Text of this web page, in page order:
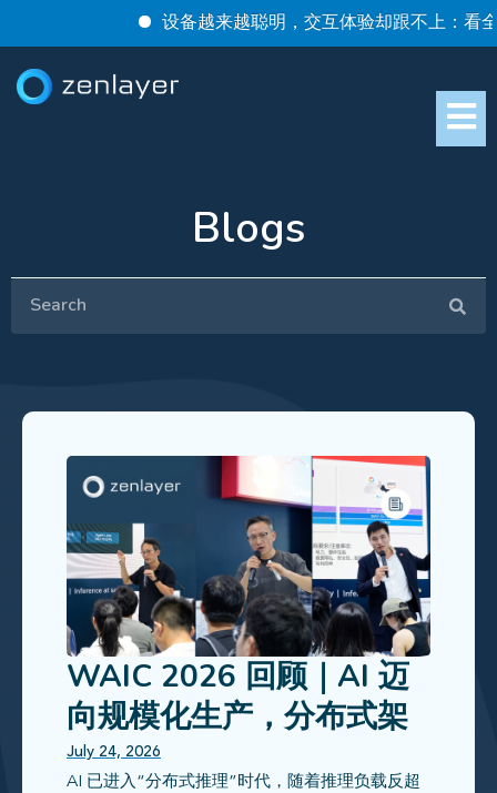
设备越来越聪明，交互体验却跟不上：看全球
Blogs
WAIC 2026 回顾｜AI 迈
向规模化生产，分布式架
构成为新常态
July 24, 2026
AI 已进入“分布式推理”时代，随着推理负载反超